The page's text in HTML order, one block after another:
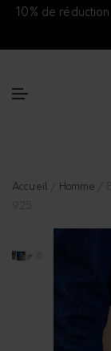
10% de
Accueil Homme /
925